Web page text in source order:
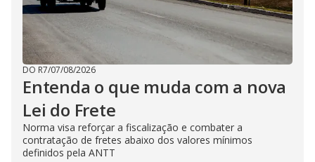
DO R7/07/08/2026
Entenda o que muda com a nova
Lei do Frete
Norma visa reforçar a fiscalização e combater a
contratação de fretes abaixo dos valores mínimos
definidos pela ANTT